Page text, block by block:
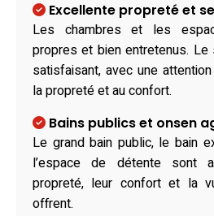
Excellente propreté et
Les chambres et les
propres et bien entretenus.
satisfaisant, avec une
la propreté et au confort.
Bains publics et onsen
Le grand bain public, le bain
l’espace de détente sont
propreté, leur confort et la
offrent.